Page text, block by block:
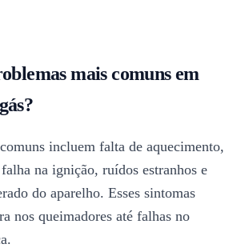
mais comuns em
incluem falta de aquecimento,
na ignição, ruídos estranhos e
do aparelho. Esses sintomas
nos queimadores até falhas no